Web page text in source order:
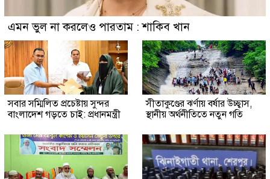
এমন ভুল না করলেও পারতাম : শাকিব খান
সবার সম্মিলিত প্রচেষ্টায় সুন্দর
বাংলাদেশ গড়তে চাই: প্রধানমন্ত্রী
সীতাকুণ্ডের ঝর্ণায় বর্ষার উচ্ছ্বাস,
স্থানীয় অর্থনীতিতে নতুন গতি